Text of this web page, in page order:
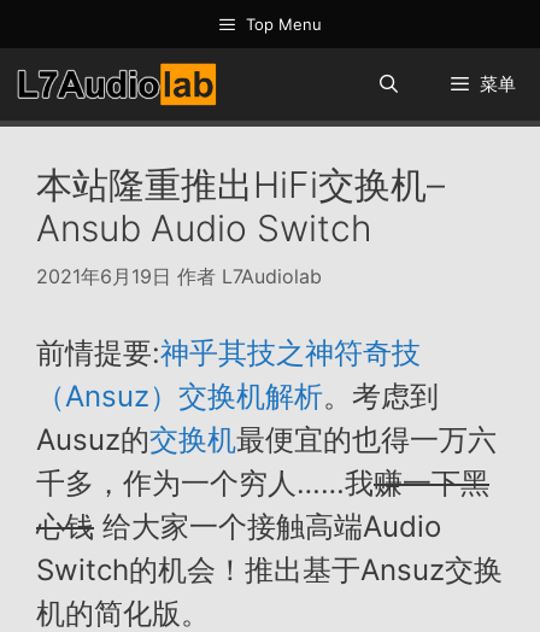
至
内
容
Top Menu
菜单
本站隆重推出HiFi交换机–
Ansub Audio Switch
2021年6月19日 作者 L7Audiolab
前情提要:神乎其技之神符奇技
（Ansuz）交换机解析。考虑到
Ausuz的交换机最便宜的也得一万六
千多，作为一个穷人……我赚一下黑
心钱 给大家一个接触高端Audio
Switch的机会！推出基于Ansuz交换
机的简化版。